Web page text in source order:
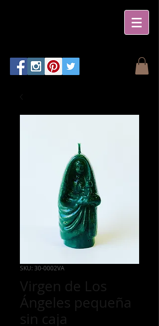
SKU: 30-0002VA
Virgen de Los
Ángeles pequeña
sin caja